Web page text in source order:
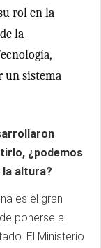
rol en la
la
un sistema
¿podemos
la altura?
es el gran
ponerse a
El Ministerio